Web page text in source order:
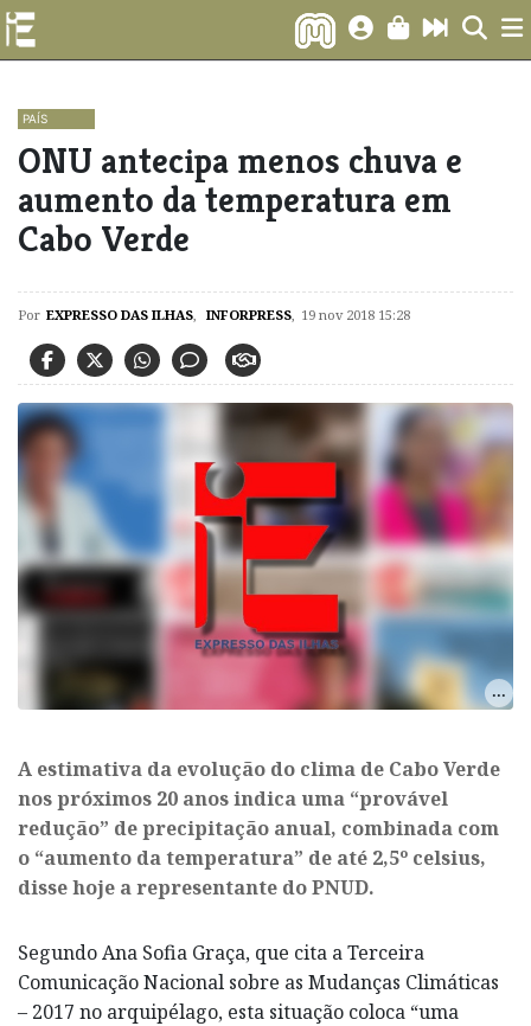
PAÍS
ONU antecipa menos chuva e
aumento da temperatura em
Cabo Verde
Por EXPRESSO DAS ILHAS, INFORPRESS, 19 nov 2018 15:28
​A estimativa da evolução do clima de Cabo Verde
nos próximos 20 anos indica uma “provável
redução” de precipitação anual, combinada com
o “aumento da temperatura” de até 2,5º celsius,
disse hoje a representante do PNUD.
Segundo Ana Sofia Graça, que cita a Terceira
Comunicação Nacional sobre as Mudanças Climáticas
– 2017 no arquipélago, esta situação coloca “uma